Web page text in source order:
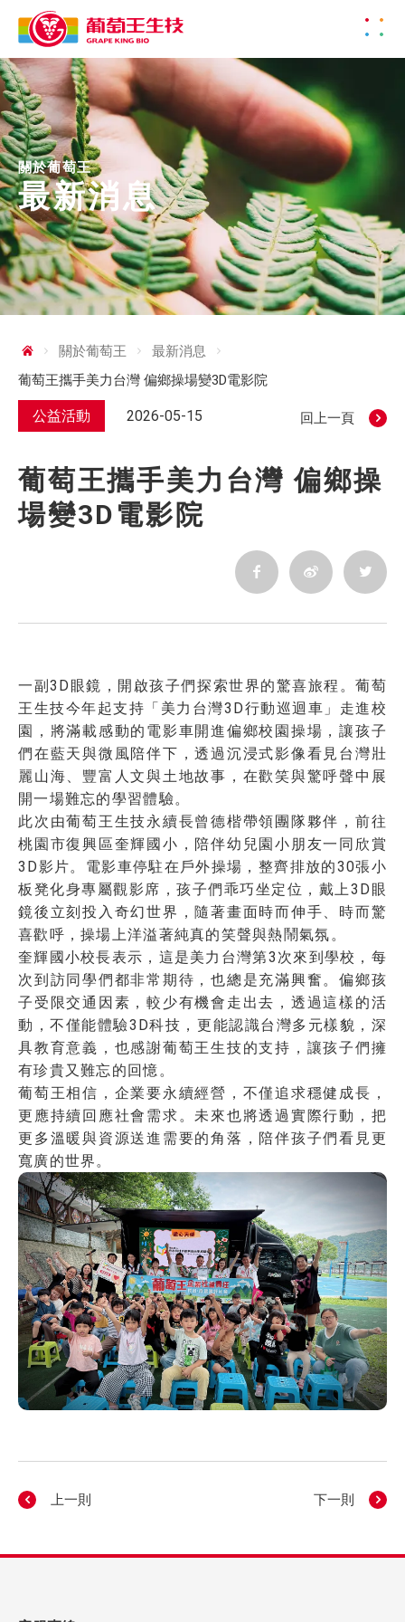
關於葡萄王
最新消息
關於葡萄王
最新消息
葡萄王攜手美力台灣 偏鄉操場變3D電影院
公益活動 2026-05-15 回上一頁
葡萄王攜手美力台灣 偏鄉操
場變3D電影院
一副3D眼鏡，開啟孩子們探索世界的驚喜旅程。葡萄
王生技今年起支持「美力台灣3D行動巡迴車」走進校
園，將滿載感動的電影車開進偏鄉校園操場，讓孩子
們在藍天與微風陪伴下，透過沉浸式影像看見台灣壯
麗山海、豐富人文與土地故事，在歡笑與驚呼聲中展
開一場難忘的學習體驗。
此次由葡萄王生技永續長曾德楷帶領團隊夥伴，前往
桃園市復興區奎輝國小，陪伴幼兒園小朋友一同欣賞
3D影片。電影車停駐在戶外操場，整齊排放的30張小
板凳化身專屬觀影席，孩子們乖巧坐定位，戴上3D眼
鏡後立刻投入奇幻世界，隨著畫面時而伸手、時而驚
喜歡呼，操場上洋溢著純真的笑聲與熱鬧氣氛。
奎輝國小校長表示，這是美力台灣第3次來到學校，每
次到訪同學們都非常期待，也總是充滿興奮。偏鄉孩
子受限交通因素，較少有機會走出去，透過這樣的活
動，不僅能體驗3D科技，更能認識台灣多元樣貌，深
具教育意義，也感謝葡萄王生技的支持，讓孩子們擁
有珍貴又難忘的回憶。
葡萄王相信，企業要永續經營，不僅追求穩健成長，
更應持續回應社會需求。未來也將透過實際行動，把
更多溫暖與資源送進需要的角落，陪伴孩子們看見更
寬廣的世界。
上一則 下一則